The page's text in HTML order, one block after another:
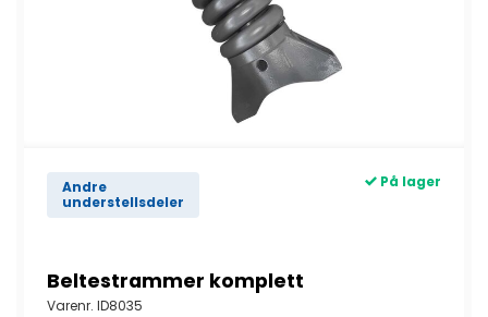
Andre
understellsdeler
På lager
Beltestrammer komplett
Varenr. ID8035